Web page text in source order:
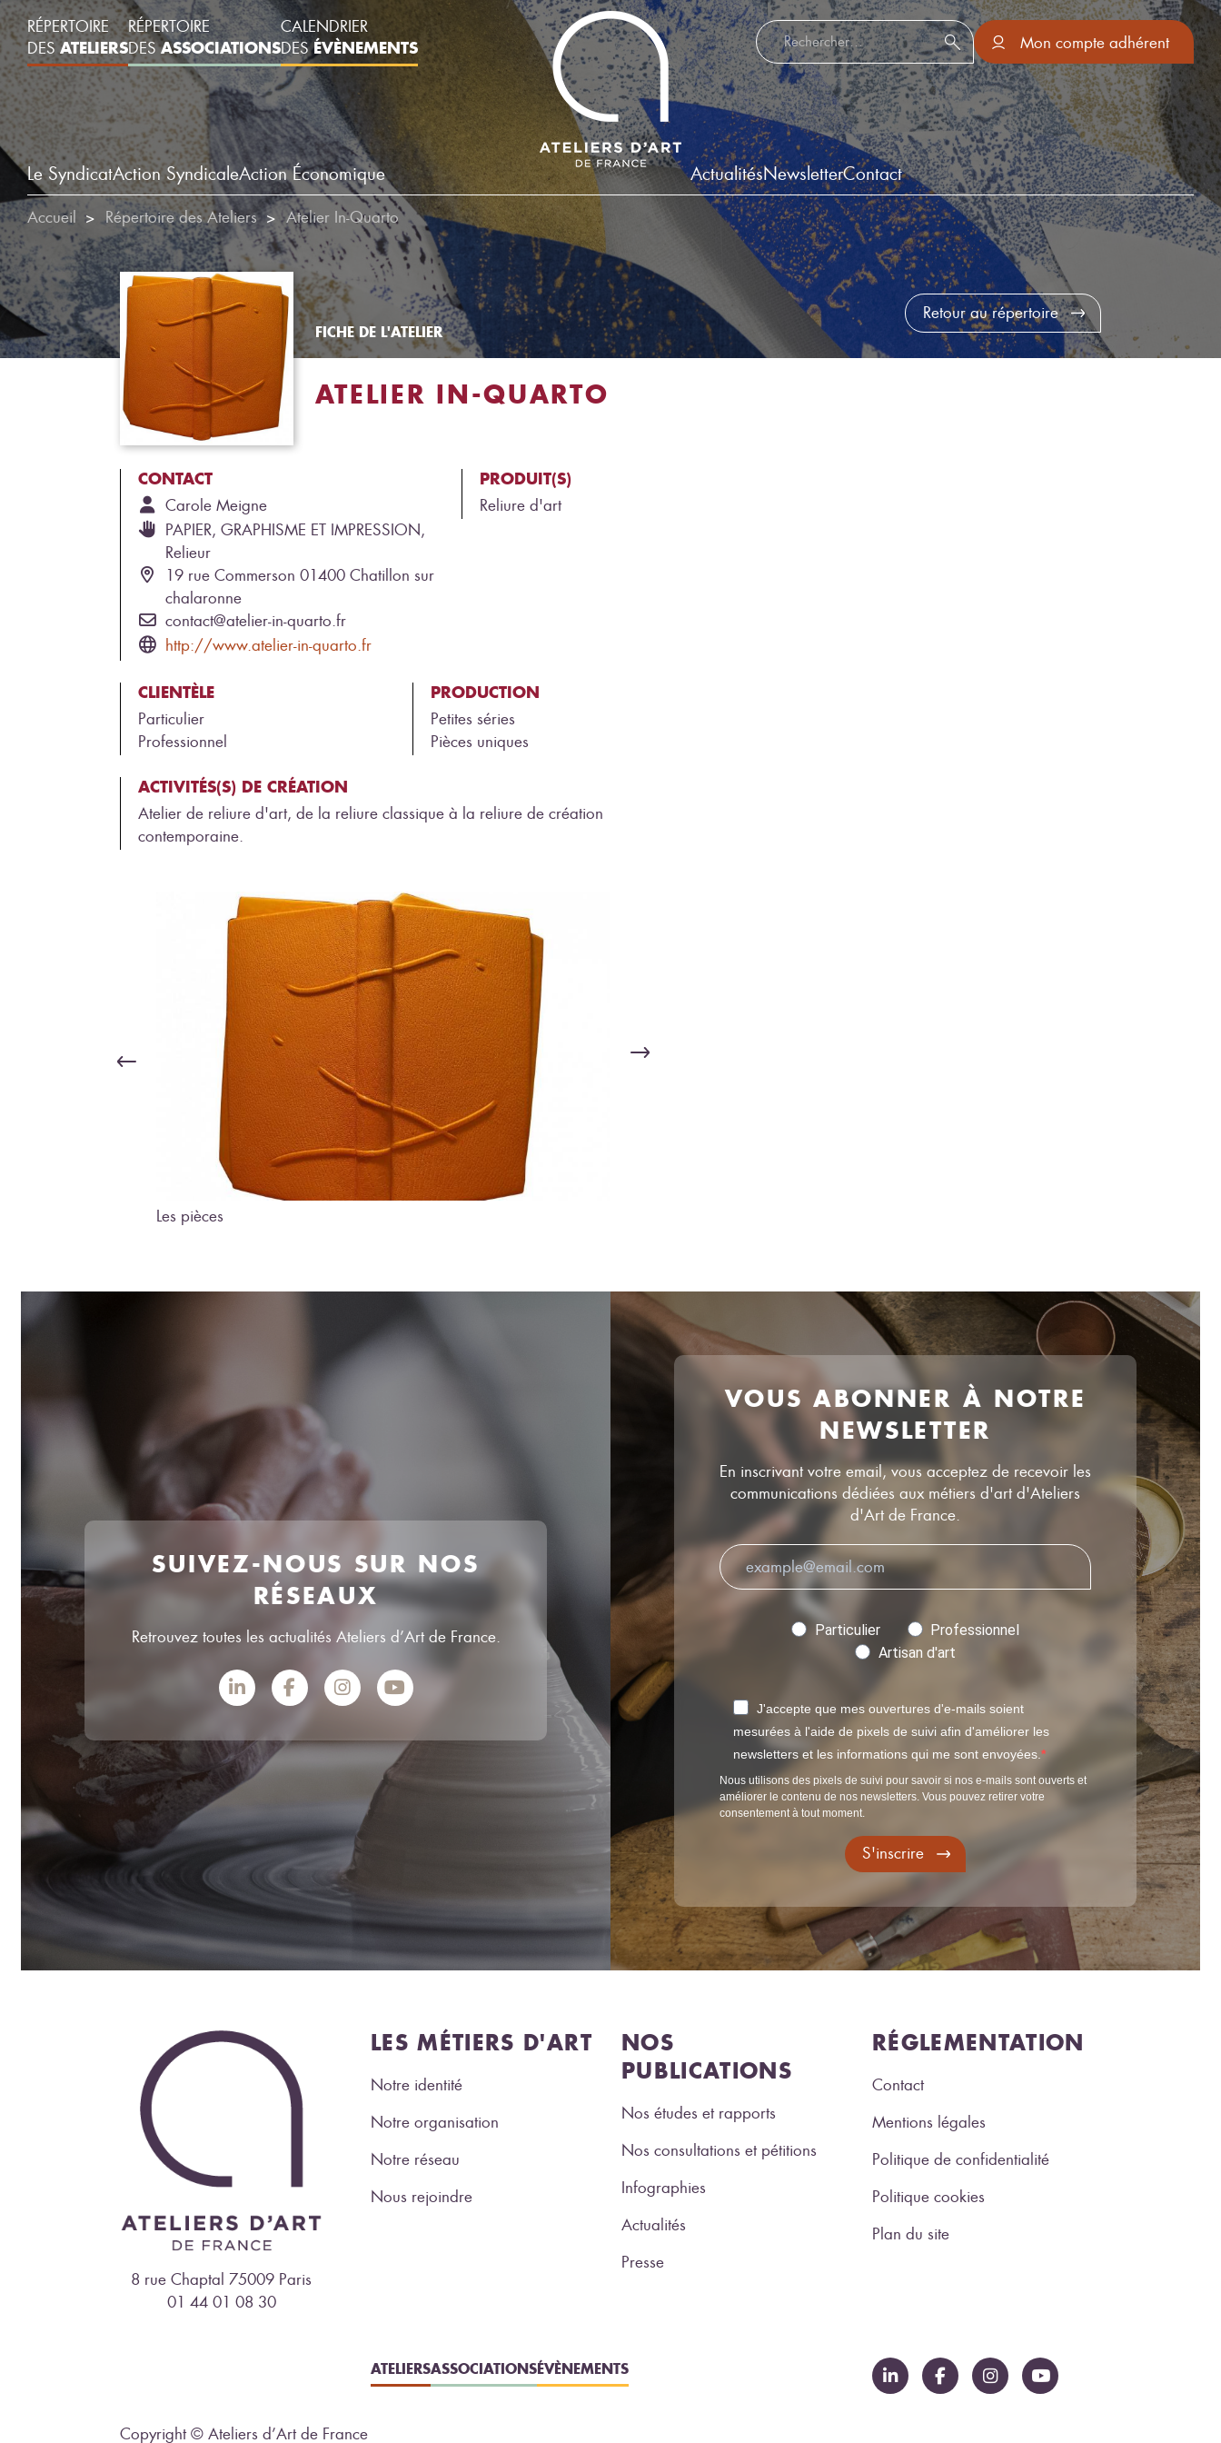
RÉPERTOIRE
DESATELIERS
RÉPERTOIRE
DESASSOCIATIONS
CALENDRIER
DESÉVÈNEMENTS
Le SyndicatAction SyndicaleAction Économique
Rechercher :
Mon compte adhérent
ActualitésNewsletterContact
Accueil Répertoire des Ateliers Atelier In-Quarto
FICHE DE L'ATELIER
ATELIER IN-QUARTO
CONTACT
Carole Meigne
PAPIER, GRAPHISME ET IMPRESSION,
Relieur
19 rue Commerson 01400 Chatillon sur
chalaronne
contact@atelier-in-quarto.fr
http://www.atelier-in-quarto.fr
PRODUIT(S)
Reliure d'art
CLIENTÈLE
Particulier
Professionnel
PRODUCTION
Petites séries
Pièces uniques
ACTIVITÉS(S) DE CRÉATION
Atelier de reliure d'art, de la reliure classique à la reliure de création
contemporaine.
Les pièces
Retour au répertoire
SUIVEZ-NOUS SUR NOS
RÉSEAUX
Retrouvez toutes les actualités Ateliers d’Art de France.
VOUS ABONNER À NOTRE
NEWSLETTER
En inscrivant votre email, vous acceptez de recevoir les
communications dédiées aux métiers d'art d'Ateliers
d'Art de France.
Particulier
Professionnel
Artisan d'art
J'accepte que mes ouvertures d'e-mails soient
mesurées à l'aide de pixels de suivi afin d'améliorer les
newsletters et les informations qui me sont envoyées.
Nous utilisons des pixels de suivi pour savoir si nos e-mails sont ouverts et
améliorer le contenu de nos newsletters. Vous pouvez retirer votre
consentement à tout moment.
S'inscrire
8 rue Chaptal 75009 Paris
01 44 01 08 30
LES MÉTIERS D'ART
Notre identité
Notre organisation
Notre réseau
Nous rejoindre
NOS
PUBLICATIONS
Nos études et rapports
Nos consultations et pétitions
Infographies
Actualités
Presse
RÉGLEMENTATION
Contact
Mentions légales
Politique de confidentialité
Politique cookies
Plan du site
ATELIERSASSOCIATIONSÉVÈNEMENTS
Copyright © Ateliers d’Art de France